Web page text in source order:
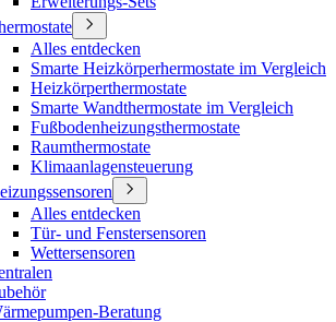
Alles entdecken
Smarte Heizkörperhermostate im Vergleich
Heizkörperthermostate
Smarte Wandthermostate im Vergleich
Fußbodenheizungsthermostate
Raumthermostate
Klimaanlagensteuerung
Alles entdecken
Tür- und Fenstersensoren
Wettersensoren
Beratung